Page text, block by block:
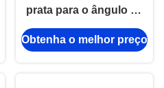
prata para o ângulo de
vidro tomado partido
dobro Rotatable do
Obtenha o melhor preço